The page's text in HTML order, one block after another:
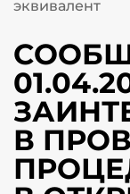
эквивалент
В